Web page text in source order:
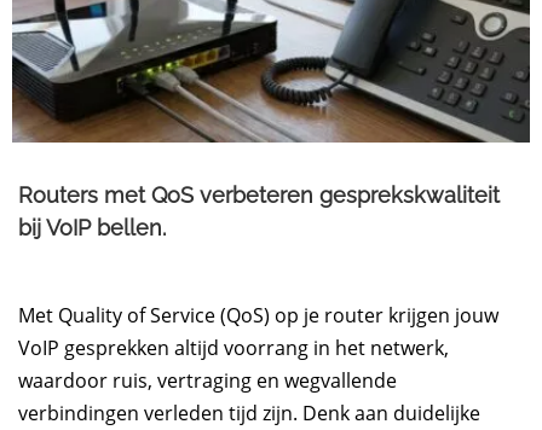
Routers met QoS verbeteren gesprekskwaliteit
bij VoIP bellen.
Met Quality of Service (QoS) op je router krijgen jouw
VoIP gesprekken altijd voorrang in het netwerk,
waardoor ruis, vertraging en wegvallende
verbindingen verleden tijd zijn. Denk aan duidelijke